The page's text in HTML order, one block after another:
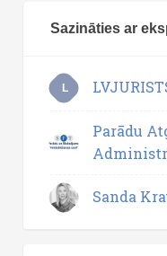
Sazināties ar
L
Parādu
Sanda